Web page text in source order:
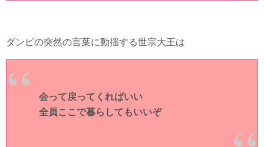
ダンビの突然の言葉に動揺する世宗大王は
会って戻ってくればいい
全員ここで暮らしてもいいぞ